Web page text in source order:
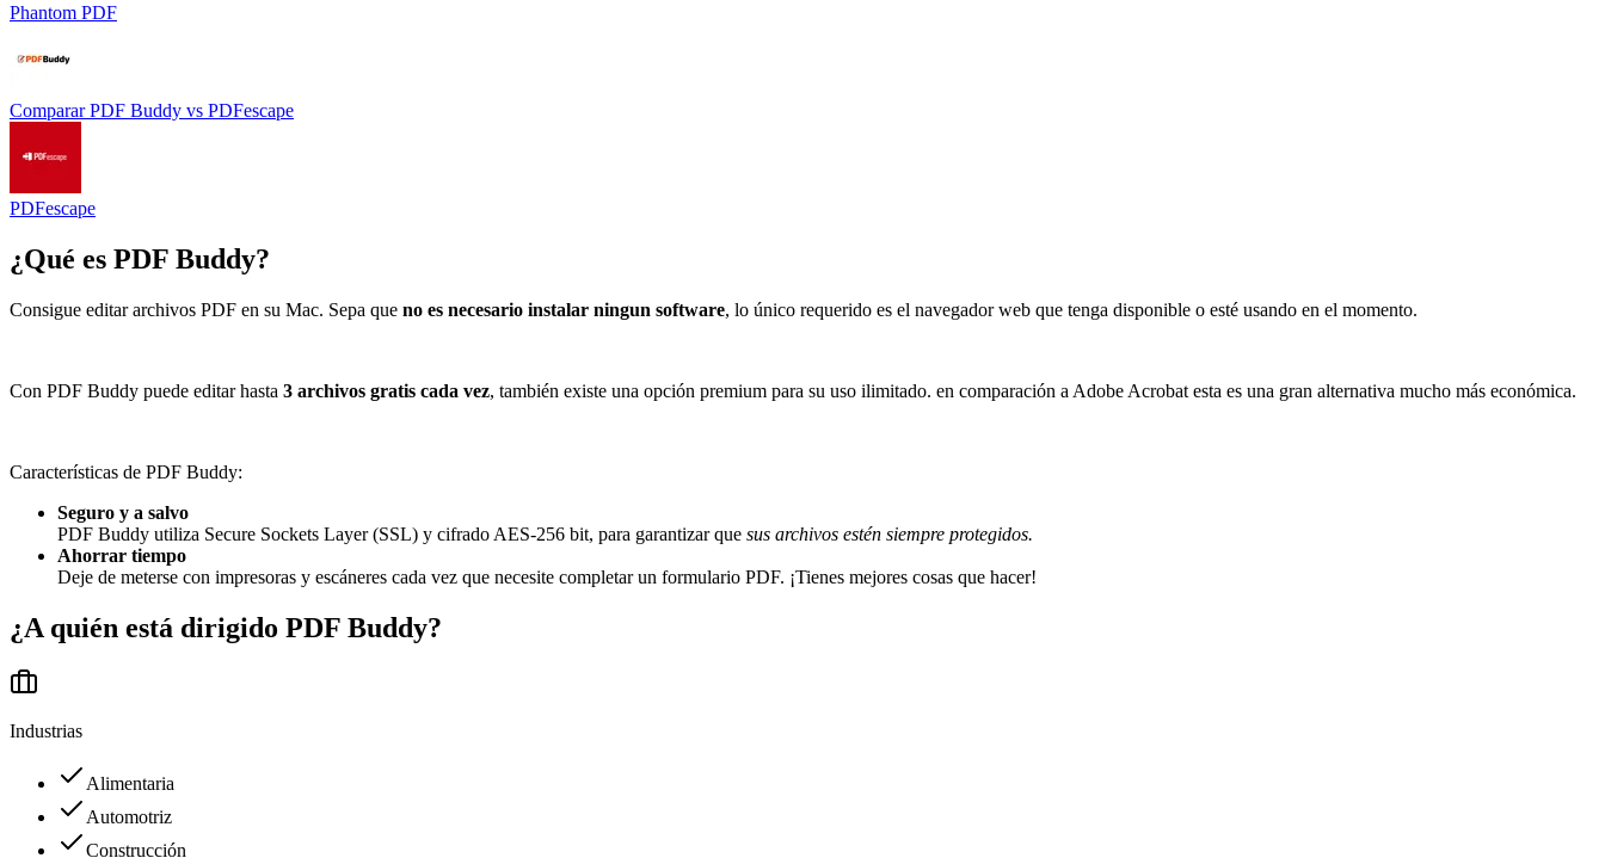
Phantom PDF
Comparar PDF Buddy vs PDFescape
PDFescape
¿Qué es PDF Buddy?
Consigue editar archivos PDF en su Mac. Sepa que no es necesario instalar ningun software, lo único requerido es el navegador web que tenga disponible o esté usando en el momento.
Con PDF Buddy puede editar hasta 3 archivos gratis cada vez, también existe una opción premium para su uso ilimitado. en comparación a Adobe Acrobat esta es una gran alternativa mucho más económica.
Características de PDF Buddy:
Seguro y a salvo
PDF Buddy utiliza Secure Sockets Layer (SSL) y cifrado AES-256 bit, para garantizar que sus archivos estén siempre protegidos.
Ahorrar tiempo
Deje de meterse con impresoras y escáneres cada vez que necesite completar un formulario PDF. ¡Tienes mejores cosas que hacer!
¿A quién está dirigido PDF Buddy?
Industrias
Alimentaria
Automotriz
Construcción